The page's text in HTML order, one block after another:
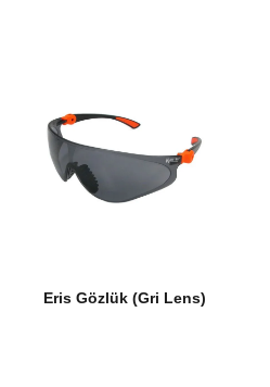
Eris Gözlük (Gri Lens)